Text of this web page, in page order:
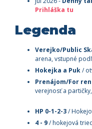
Prihláška tu
Legenda
Verejko/Public
arena, vstupné
Hokejka a Puk/
Prenájom/For
verejnosť a partičky,
HP 0-1-2-3/
4 - 9/ hokejová